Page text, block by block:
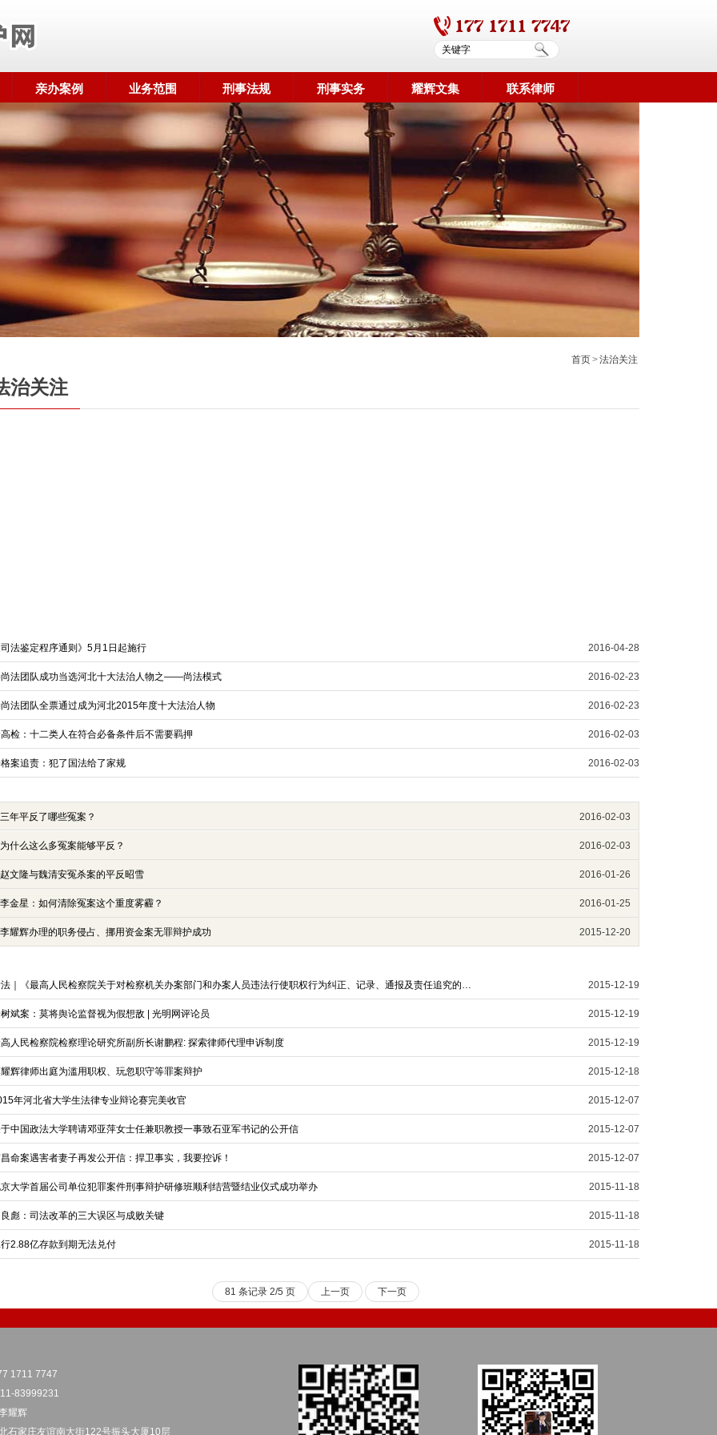
亲办案例 业务范围 刑事法规 刑事实务 耀辉文集 联系律师
首页>法治关注
治关注
法鉴定程序通则》5月1日起施行 2016-04-28
法团队成功当选河北十大法治人物之——尚法模式 2016-02-23
法团队全票通过成为河北2015年度十大法治人物 2016-02-23
检：十二类人在符合必备条件后不需要羁押 2016-02-03
案追责：犯了国法给了家规 2016-02-03
三年平反了哪些冤案？ 2016-02-03
为什么这么多冤案能够平反？ 2016-02-03
赵文隆与魏清安冤杀案的平反昭雪 2016-01-26
李金星：如何清除冤案这个重度雾霾？ 2016-01-25
李耀辉办理的职务侵占、挪用资金案无罪辩护成功 2015-12-20
新法｜《最高人民检察院关于对检察机关办案部门和办案人员违法行使职权行为纠正、记录、通报及责任追究的规定》全文 2015-12-19
斌案：莫将舆论监督视为假想敌 | 光明网评论员 2015-12-19
人民检察院检察理论研究所副所长谢鹏程: 探索律师代理申诉制度 2015-12-19
辉律师出庭为滥用职权、玩忽职守等罪案辩护 2015-12-18
年河北省大学生法律专业辩论赛完美收官 2015-12-07
中国政法大学聘请邓亚萍女士任兼职教授一事致石亚军书记的公开信 2015-12-07
命案遇害者妻子再发公开信：捍卫事实，我要控诉！ 2015-12-07
大学首届公司单位犯罪案件刑事辩护研修班顺利结营暨结业仪式成功举办 2015-11-18
彪：司法改革的三大误区与成败关键 2015-11-18
2.88亿存款到期无法兑付 2015-11-18
81 条记录 2/5 页 上一页 下一页
1711 7747
83999231
耀辉
石家庄友谊南大街122号振头大厦10层